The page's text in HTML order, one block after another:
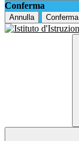
Conferma
Annulla Conferma